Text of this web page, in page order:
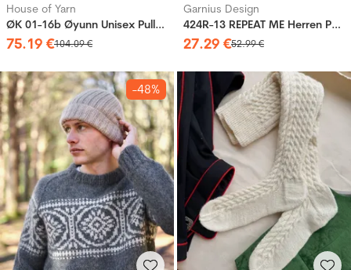
House of Yarn
ØK 01-16b Øyunn Unisex Pullover
75.19 €104.09€
Garnius Design
424R-13 REPEAT ME Herren Pullover
27.29 €52.99€
-48%